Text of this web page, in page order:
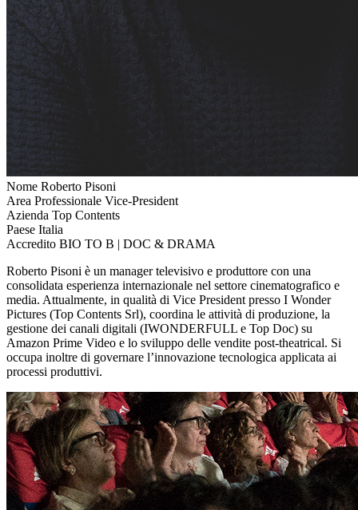
Nome Roberto Pisoni
Area Professionale Vice-President
Azienda Top Contents
Paese Italia
Accredito BIO TO B | DOC & DRAMA
Roberto Pisoni è un manager televisivo e produttore con una
consolidata esperienza internazionale nel settore cinematografico e
media. Attualmente, in qualità di Vice President presso I Wonder
Pictures (Top Contents Srl), coordina le attività di produzione, la
gestione dei canali digitali (IWONDERFULL e Top Doc) su
Amazon Prime Video e lo sviluppo delle vendite post-theatrical. Si
occupa inoltre di governare l’innovazione tecnologica applicata ai
processi produttivi.